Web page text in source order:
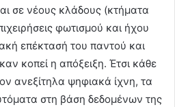
σε νέους κλάδους (κτήματα
φωτισμού και ήχου
επέκτασή του παντού και
κοπεί η απόξειξη. Έτσι κάθε
ανεξίτηλα ψηφιακά ίχνη, τα
στη βάση δεδομένων της